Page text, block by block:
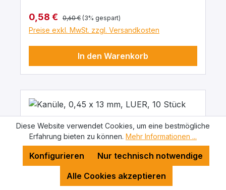
Verkaufspreis:
0,58 € Regulärer Preis:
0,60 € (3% gespart)
Preise exkl. MwSt. zzgl. Versandkosten
In den Warenkorb
Diese Website verwendet Cookies, um eine bestmögliche
Erfahrung bieten zu können. Mehr Informationen ...
Nur technisch notwendige
Konfigurieren
Alle Cookies akzeptieren